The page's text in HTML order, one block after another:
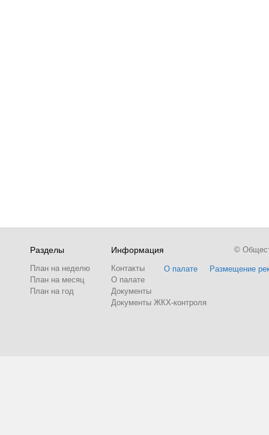
Разделы
План на неделю
План на месяц
План на год
Информация
Контакты
О палате
Документы
Документы ЖКХ-контроля
О палате Размещение
©